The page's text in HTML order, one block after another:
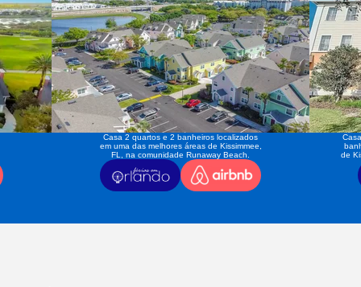
Casa 2 quartos e 2 banheiros localizados
em uma das melhores áreas de Kissimmee,
FL, na comunidade Runaway Beach.
de